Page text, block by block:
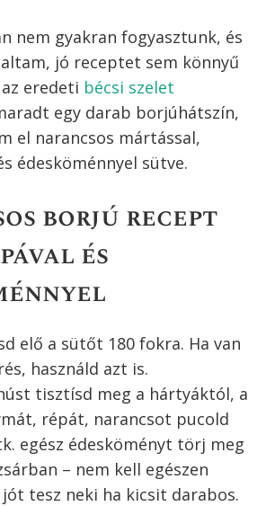
nem gyakran fogyasztunk, és
jó receptet sem könnyű
eredeti bécsi szelet
egy darab borjúhátszín,
el narancsos mártással,
édesköménnyel sütve.
borjú recept
és
elő a sütőt 180 fokra. Ha van
használd azt is.
tisztísd meg a hártyáktól, a
répát, narancsot pucold
egész édesköményt törj meg
– nem kell egészen
tesz neki ha kicsit darabos.